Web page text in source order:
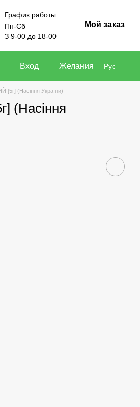
График работы:
Пн-Сб
З 9-00 до 18-00
Мой заказ
Вход Желания Рус
[5г] (Насіння України)
(Насіння